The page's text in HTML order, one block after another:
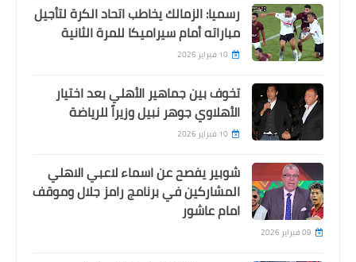
رسميا: الزمالك يخاطب اتحاد الكرة لتأجيل
مباراته أمام سيراميكا للمرة الثانية
10 فبراير 2026
تخوف بين جماهير الأهلي بعد اختيار
الأهلاوي جوهر نبيل وزيراً للرياضة
10 فبراير 2026
شوبير يفصح عن اسماء لاعبي الاهلي
المشاركين في برنامج رامز جلال وموقف
امام عاشور
09 فبراير 2026